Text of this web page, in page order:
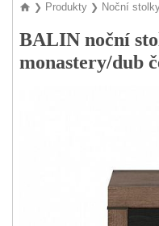
❯ Produkty ❯ Noční
BALIN noční
monastery/dub